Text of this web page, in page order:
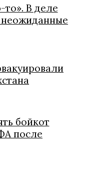
то». В деле
бойкот
после